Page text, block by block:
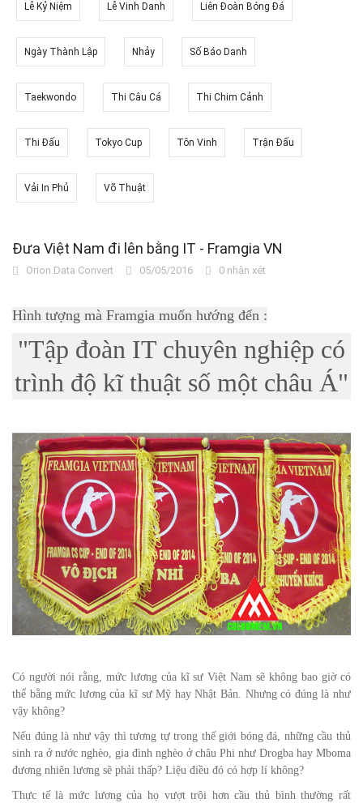
Lễ Kỷ Niệm Lễ Vinh Danh Liên Đoàn Bóng Đá
Ngày Thành Lập Nhảy Số Báo Danh
Taekwondo Thi Câu Cá Thi Chim Cảnh
Thi Đấu Tokyo Cup Tôn Vinh Trận Đấu
Vải In Phủ Võ Thuật
Đưa Việt Nam đi lên bằng IT - Framgia VN
Orion Data Convert 05/05/2016 0 nhận xét
Hình tượng mà Framgia muốn hướng đến :
"Tập đoàn IT chuyên nghiệp có
trình độ kĩ thuật số một châu Á"
Có người nói rằng, mức lương của kĩ sư Việt Nam sẽ không bao giờ có
thể bằng mức lương của kĩ sư Mỹ hay Nhật Bản. Nhưng có đúng là như
vậy không?
Nếu đúng là như vậy thì tương tự trong thế giới bóng đá, những cầu thủ
sinh ra ở nước nghèo, gia đình nghèo ở châu Phi như Drogba hay Mboma
đương nhiên lương sẽ phải thấp? Liệu điều đó có hợp lí không?
Thực tế là mức lương của họ vượt trội hơn cầu thủ bình thường rất